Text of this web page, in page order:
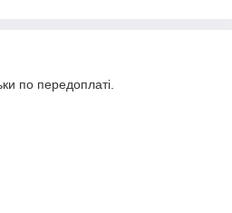
по передоплаті.